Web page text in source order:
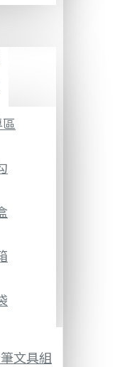
文具組